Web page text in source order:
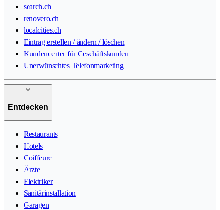
search.ch
renovero.ch
localcities.ch
Eintrag erstellen / ändern / löschen
Kundencenter für Geschäftskunden
Unerwünschtes Telefonmarketing
Entdecken
Restaurants
Hotels
Coiffeure
Ärzte
Elektriker
Sanitärinstallation
Garagen